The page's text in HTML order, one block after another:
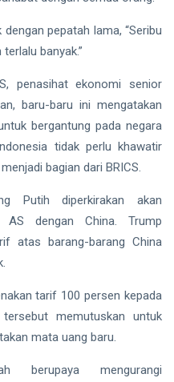
pepatah lama, “Seribu
banyak.”
penasihat ekonomi senior
baru-baru ini mengatakan
bergantung pada negara
tidak perlu khawatir
bagian dari BRICS.
Putih diperkirakan akan
AS dengan China. Trump
atas barang-barang China
tarif 100 persen kepada
memutuskan untuk
mata uang baru.
berupaya mengurangi